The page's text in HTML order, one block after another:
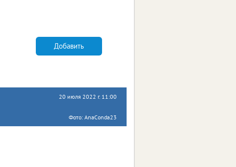
Добавить
20 июля 2022 г. 11:00
Фото: AnaConda23